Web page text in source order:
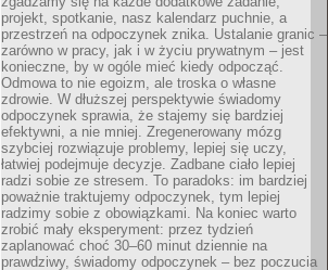
projekt, spotkanie, nasz kalendarz puchnie, a
przestrzeń na odpoczynek znika. Ustalanie granic –
zarówno w pracy, jak i w życiu prywatnym – jest
konieczne, by w ogóle mieć kiedy odpocząć.
Odmowa to nie egoizm, ale troska o własne
zdrowie. W dłuższej perspektywie świadomy
odpoczynek sprawia, że stajemy się bardziej
efektywni, a nie mniej. Zregenerowany mózg
szybciej rozwiązuje problemy, lepiej się uczy,
łatwiej podejmuje decyzje. Zadbane ciało lepiej
radzi sobie ze stresem. To paradoks: im bardziej
poważnie traktujemy odpoczynek, tym lepiej
radzimy sobie z obowiązkami. Na koniec warto
zrobić mały eksperyment: przez tydzień
zaplanować choć 30–60 minut dziennie na
prawdziwy, świadomy odpoczynek – bez poczucia